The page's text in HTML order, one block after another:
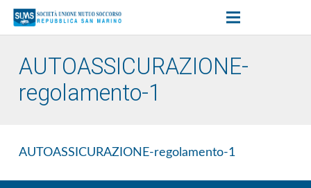
AUTOASSICURAZIONE-
regolamento-1
AUTOASSICURAZIONE-regolamento-1